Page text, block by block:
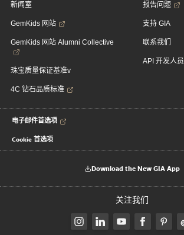
新闻室
GemKids 网站
GemKids 网站 Alumni Collective
珠宝质量保证基准v
4C 钻石品质标准
报告问题
支持 GIA
联系我们
API 开发人员
电子邮件首选项
Cookie 首选项
Download the New GIA App
关注我们